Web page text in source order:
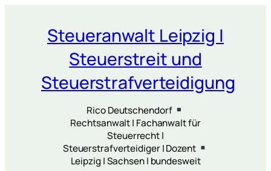
springenSteueranwalt Leipzig |
Steuerstreit und
Steuerstrafverteidigung
Rico Deutschendorf
Rechtsanwalt | Fachanwalt für
Steuerrecht |
Steuerstrafverteidiger | Dozent
Leipzig | Sachsen | bundesweit